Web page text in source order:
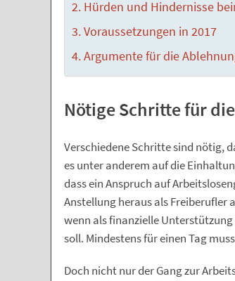
Hürden und Hindernisse
Voraussetzungen in 2017
Argumente für die
Nötige Schritte für
Verschiedene Schritte sind nötig,
es unter anderem auf die
dass ein Anspruch auf
Anstellung heraus als Freiberufler
wenn als finanzielle
soll. Mindestens für einen Tag
Doch nicht nur der Gang zur